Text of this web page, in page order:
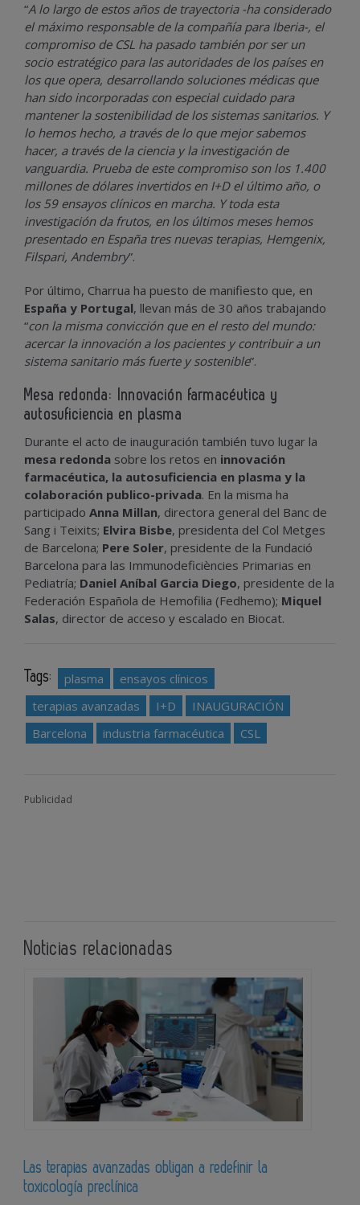
“A lo largo de estos años de trayectoria -ha considerado
el máximo responsable de la compañía para Iberia-, el
compromiso de CSL ha pasado también por ser un
socio estratégico para las autoridades de los países en
los que opera, desarrollando soluciones médicas que
han sido incorporadas con especial cuidado para
mantener la sostenibilidad de los sistemas sanitarios. Y
lo hemos hecho, a través de lo que mejor sabemos
hacer, a través de la ciencia y la investigación de
vanguardia. Prueba de este compromiso son los 1.400
millones de dólares invertidos en I+D el último año, o
los 59 ensayos clínicos en marcha. Y toda esta
investigación da frutos, en los últimos meses hemos
presentado en España tres nuevas terapias, Hemgenix,
Filspari, Andembry”.
Por último, Charrua ha puesto de manifiesto que, en
España y Portugal, llevan más de 30 años trabajando
“con la misma convicción que en el resto del mundo:
acercar la innovación a los pacientes y contribuir a un
sistema sanitario más fuerte y sostenible”.
Mesa redonda: Innovación farmacéutica y
autosuficiencia en plasma
Durante el acto de inauguración también tuvo lugar la
mesa redonda sobre los retos en innovación
farmacéutica, la autosuficiencia en plasma y la
colaboración publico-privada. En la misma ha
participado Anna Millan, directora general del Banc de
Sang i Teixits; Elvira Bisbe, presidenta del Col Metges
de Barcelona; Pere Soler, presidente de la Fundació
Barcelona para las Immunodeficiències Primarias en
Pediatría; Daniel Aníbal Garcia Diego, presidente de la
Federación Española de Hemofilia (Fedhemo); Miquel
Salas, director de acceso y escalado en Biocat.
Tags: plasma
ensayos clínicos
terapias avanzadas
I+D
INAUGURACIÓN
Barcelona
industria farmacéutica CSL
Publicidad
Noticias relacionadas
Las terapias avanzadas obligan a redefinir la
toxicología preclínica